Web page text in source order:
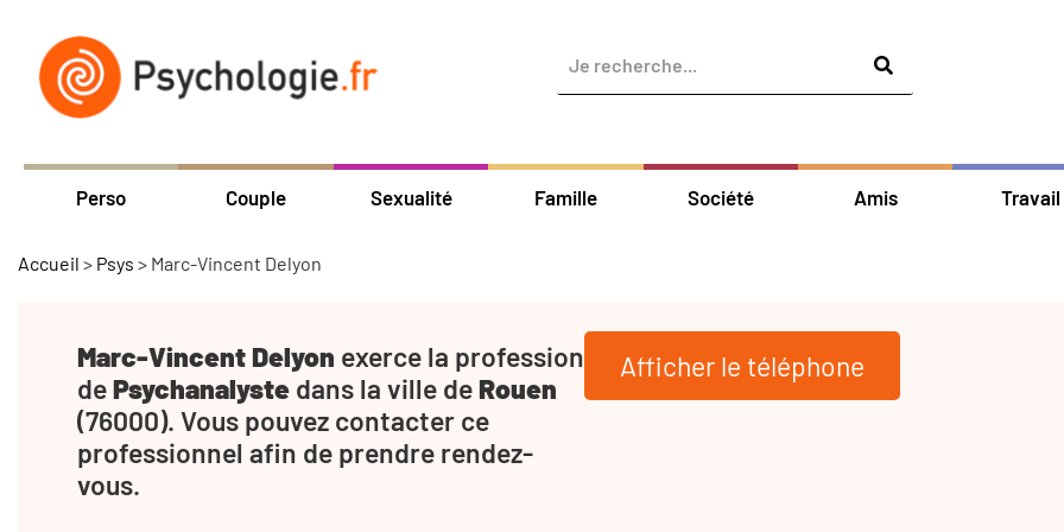
Perso Couple Sexualité Famille Société Amis Travail
Accueil > Psys > Marc-Vincent Delyon
Marc-Vincent Delyon exerce la profession
dePsychanalyste dans la ville de Rouen
(76000). Vous pouvez contacter ce
professionnel afin de prendre rendez-
vous.
Afficher le téléphone